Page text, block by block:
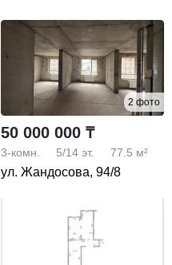
2 фото
50 000 000 ₸
3-комн. 5/14 эт. 77.5 м²
ул. Жандосова, 94/8